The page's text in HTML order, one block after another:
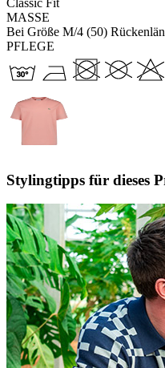
Classic Fit
MASSE
Bei Größe M/4 (50)
PFLEGE
Stylingtipps für dieses